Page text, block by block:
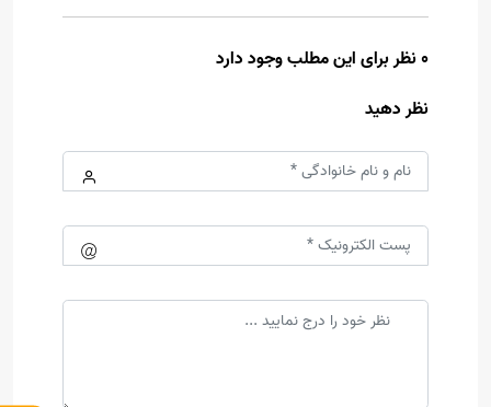
0 نظر برای این مطلب وجود دارد
نظر دهید